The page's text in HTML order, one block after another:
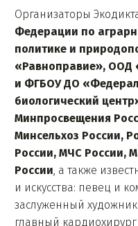
Организаторы
Федерации по
политике и
«Равноправие», ООД
и ФГБОУ ДО
биологический
Минпросвещения
Минсельхоз России,
России, МЧС России,
России , а также
и искусства: певец и
заслуженный
главный